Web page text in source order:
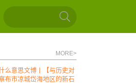
MORE>
么意思文博丨【与历史对
布市凉城岱海地区的新石